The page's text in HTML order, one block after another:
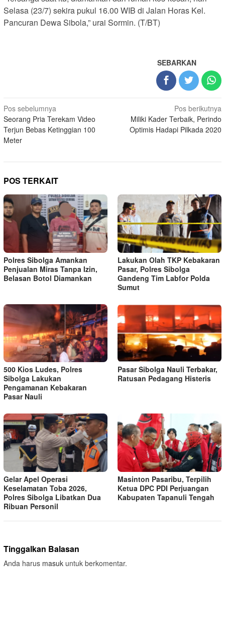
Selasa (23/7) sekira pukul 16.00 WIB di Jalan Horas Kel.
Pancuran Dewa Sibola,” urai Sormin. (T/BT)
SEBARKAN
Navigasi
pos
Pos sebelumnya
Seorang Pria Terekam Video
Terjun Bebas Ketinggian 100
Meter
Pos berikutnya
Miliki Kader Terbaik, Perindo
Optimis Hadapi Pilkada 2020
POS TERKAIT
Polres Sibolga Amankan
Penjualan Miras Tanpa Izin,
Belasan Botol Diamankan
Lakukan Olah TKP Kebakaran
Pasar, Polres Sibolga
Gandeng Tim Labfor Polda
Sumut
500 Kios Ludes, Polres
Sibolga Lakukan
Pengamanan Kebakaran
Pasar Nauli
Pasar Sibolga Nauli Terbakar,
Ratusan Pedagang Histeris
Gelar Apel Operasi
Keselamatan Toba 2026,
Polres Sibolga Libatkan Dua
Ribuan Personil
Masinton Pasaribu, Terpilih
Ketua DPC PDI Perjuangan
Kabupaten Tapanuli Tengah
Tinggalkan Balasan
Anda harus masuk untuk berkomentar.